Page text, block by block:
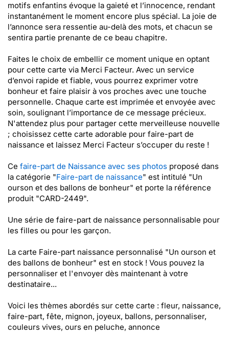
motifs enfantins évoque la gaieté et l’innocence, rendant
instantanément le moment encore plus spécial. La joie de
l’annonce sera ressentie au-delà des mots, et chacun se
sentira partie prenante de ce beau chapitre.
Faites le choix de embellir ce moment unique en optant
pour cette carte via Merci Facteur. Avec un service
d’envoi rapide et fiable, vous pourrez exprimer votre
bonheur et faire plaisir à vos proches avec une touche
personnelle. Chaque carte est imprimée et envoyée avec
soin, soulignant l’importance de ce message précieux.
N'attendez plus pour partager cette merveilleuse nouvelle
; choisissez cette carte adorable pour faire-part de
naissance et laissez Merci Facteur s’occuper du reste !
Ce faire-part de Naissance avec ses photos proposé dans
la catégorie "Faire-part de naissance" est intitulé "Un
ourson et des ballons de bonheur" et porte la référence
produit "CARD-2449".
Une série de faire-part de naissance personnalisable pour
les filles ou pour les garçon.
La carte Faire-part naissance personnalisé "Un ourson et
des ballons de bonheur" est en stock ! Vous pouvez la
personnaliser et l'envoyer dès maintenant à votre
destinataire...
Voici les thèmes abordés sur cette carte : fleur, naissance,
faire-part, fête, mignon, joyeux, ballons, personnaliser,
couleurs vives, ours en peluche, annonce